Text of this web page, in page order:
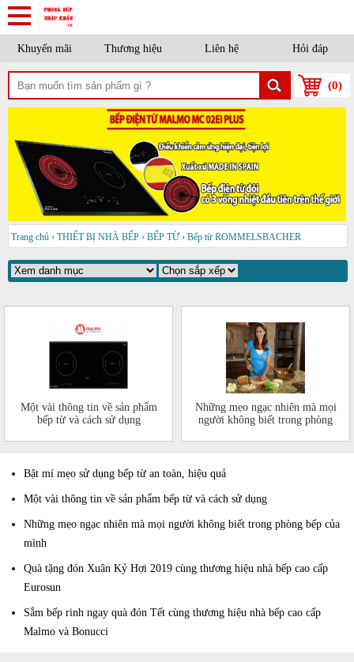
Khuyến mãi Thương hiệu Liên hệ Hỏi đáp
(0)
Trang chủ › THIẾT BỊ NHÀ BẾP › BẾP TỪ › Bếp từ ROMMELSBACHER
Một vài thông tin về sản phẩm
bếp từ và cách sử dụng
Những mẹo ngạc nhiên mà mọi
người không biết trong phòng
Bật mí mẹo sử dụng bếp từ an toàn, hiệu quả
Một vài thông tin về sản phẩm bếp từ và cách sử dụng
Những mẹo ngạc nhiên mà mọi người không biết trong phòng bếp của
mình
Quà tặng đón Xuân Kỷ Hợi 2019 cùng thương hiệu nhà bếp cao cấp
Eurosun
Sắm bếp rinh ngay quà đón Tết cùng thương hiệu nhà bếp cao cấp
Malmo và Bonucci